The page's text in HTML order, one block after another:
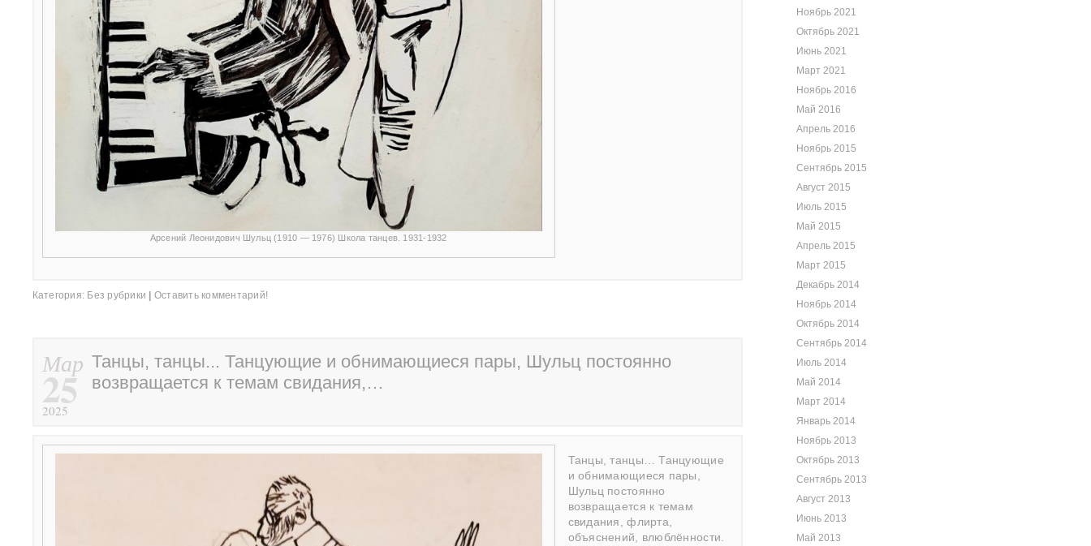
Арсений Леонидович Шульц (1910 — 1976) Школа танцев. 1931-1932
Категория: Без рубрики Оставить комментарий!
Мар
25
2025
Танцы, танцы... Танцующие и обнимающиеся пары, Шульц постоянно
возвращается к темам свидания,…
Танцы, танцы… Танцующие
и обнимающиеся пары,
Шульц постоянно
возвращается к темам
свидания, флирта,
объяснений, влюблённости.
Ноябрь 2021
Октябрь 2021
Июнь 2021
Март 2021
Ноябрь 2016
Май 2016
Апрель 2016
Ноябрь 2015
Сентябрь 2015
Август 2015
Июль 2015
Май 2015
Апрель 2015
Март 2015
Декабрь 2014
Ноябрь 2014
Октябрь 2014
Сентябрь 2014
Июль 2014
Май 2014
Март 2014
Январь 2014
Ноябрь 2013
Октябрь 2013
Сентябрь 2013
Август 2013
Июнь 2013
Май 2013